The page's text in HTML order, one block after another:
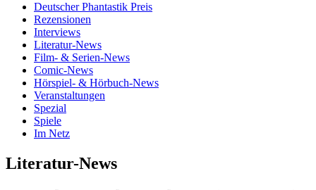
Deutscher Phantastik Preis
Rezensionen
Interviews
Literatur-News
Film- & Serien-News
Comic-News
Hörspiel- & Hörbuch-News
Veranstaltungen
Spezial
Spiele
Im Netz
Literatur-News